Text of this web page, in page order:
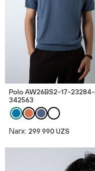
Polo AW26BS2-17-23284-
342563
Narx: 299 990 UZS